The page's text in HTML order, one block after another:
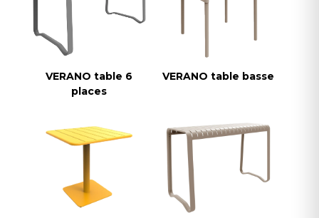
VERANO table 6
places
VERANO table basse